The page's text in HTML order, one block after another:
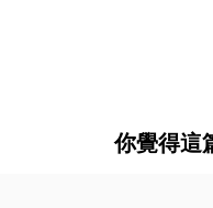
你覺得這